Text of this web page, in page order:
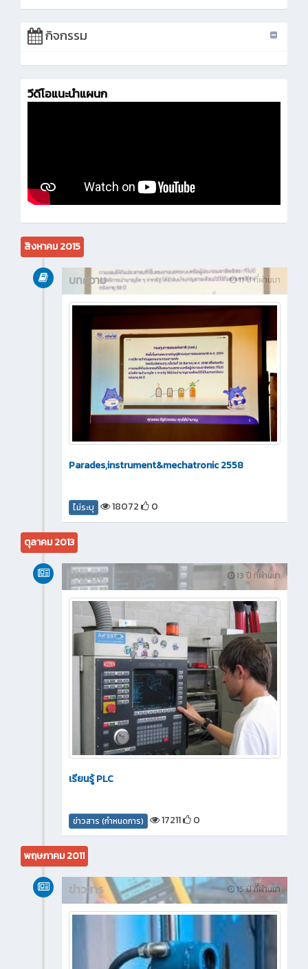
กิจกรรม
วีดีโอแนะนำแผนก
สิงหาคม 2015
11 ปี ที่ผ่านมา
บทความ
Parades,instrument&mechatronic 2558
ไม่ระบุ 18072 0
ตุลาคม 2013
13 ปี ที่ผ่านมา
ข่าวสาร
เรียนรู้ PLC
ข่าวสาร (กำหนดการ) 17211 0
พฤษภาคม 2011
15 ปี ที่ผ่านมา
ข่าวสาร